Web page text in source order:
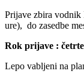
Prijave zbira vodnik
ure), do zasedbe
Rok
Lepo vabljeni na